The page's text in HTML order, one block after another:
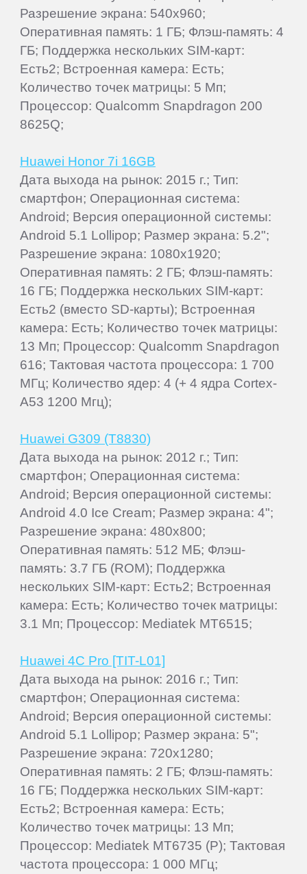
Разрешение экрана: 540x960;
Оперативная память: 1 ГБ; Флэш-память: 4
ГБ; Поддержка нескольких SIM-карт:
Есть2; Встроенная камера: Есть;
Количество точек матрицы: 5 Мп;
Процессор: Qualcomm Snapdragon 200
8625Q;
Huawei Honor 7i 16GB
Дата выхода на рынок: 2015 г.; Тип:
смартфон; Операционная система:
Android; Версия операционной системы:
Android 5.1 Lollipop; Размер экрана: 5.2";
Разрешение экрана: 1080x1920;
Оперативная память: 2 ГБ; Флэш-память:
16 ГБ; Поддержка нескольких SIM-карт:
Есть2 (вместо SD-карты); Встроенная
камера: Есть; Количество точек матрицы:
13 Мп; Процессор: Qualcomm Snapdragon
616; Тактовая частота процессора: 1 700
МГц; Количество ядер: 4 (+ 4 ядра Cortex-
A53 1200 Мгц);
Huawei G309 (T8830)
Дата выхода на рынок: 2012 г.; Тип:
смартфон; Операционная система:
Android; Версия операционной системы:
Android 4.0 Ice Cream; Размер экрана: 4";
Разрешение экрана: 480x800;
Оперативная память: 512 МБ; Флэш-
память: 3.7 ГБ (ROM); Поддержка
нескольких SIM-карт: Есть2; Встроенная
камера: Есть; Количество точек матрицы:
3.1 Мп; Процессор: Mediatek MT6515;
Huawei 4C Pro [TIT-L01]
Дата выхода на рынок: 2016 г.; Тип:
смартфон; Операционная система:
Android; Версия операционной системы:
Android 5.1 Lollipop; Размер экрана: 5";
Разрешение экрана: 720x1280;
Оперативная память: 2 ГБ; Флэш-память:
16 ГБ; Поддержка нескольких SIM-карт:
Есть2; Встроенная камера: Есть;
Количество точек матрицы: 13 Мп;
Процессор: Mediatek MT6735 (P); Тактовая
частота процессора: 1 000 МГц;